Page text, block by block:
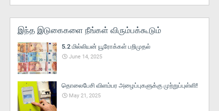
இந்த இடுகைகளை நீங்கள் விரும்பக்கூடும்
5.2 மில்லியன் யூரோக்கள் பறிமுதல்
June 14, 2025
தொலைபேசி விளம்பர அழைப்புகளுக்கு முற்றுப்புள்ளி!
May 21, 2025